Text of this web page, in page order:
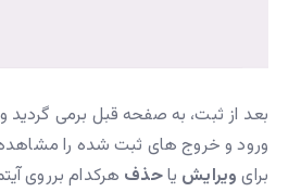
بعد از ثبت، به صفحه قبل برمی گردید
ورود و خروج های ثبت شده را مشاهده
برای ویرایش یاحذف هرکدام برروی